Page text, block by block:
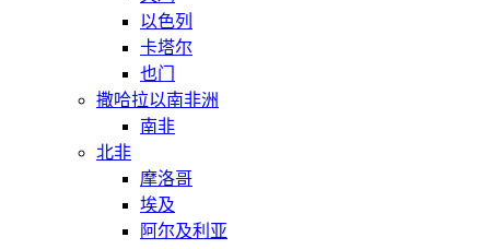
以色列
卡塔尔
也门
撒哈拉以南非洲
南非
北非
摩洛哥
埃及
阿尔及利亚